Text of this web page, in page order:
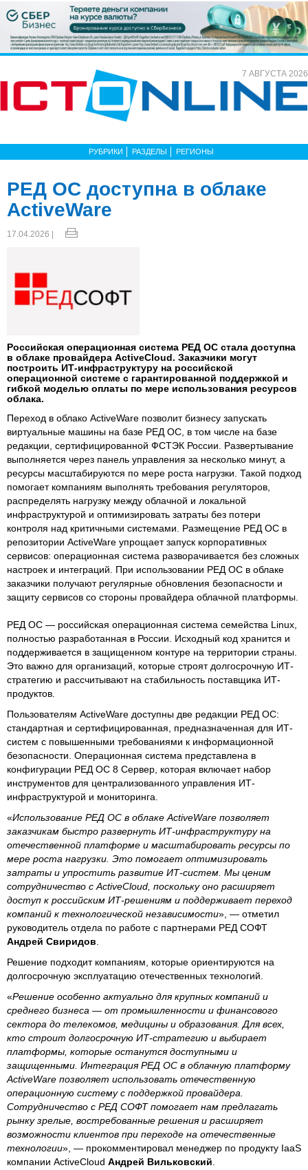
7 АВГУСТА 2026
РУБРИКИ РАЗДЕЛЫ РЕГИОНЫ
РЕД ОС доступна в облаке
ActiveWare
17.04.2026 |
Российская операционная система РЕД ОС стала доступна
в облаке провайдера ActiveCloud. Заказчики могут
построить ИТ-инфраструктуру на российской
операционной системе с гарантированной поддержкой и
гибкой моделью оплаты по мере использования ресурсов
облака.
Переход в облако ActiveWare позволит бизнесу запускать
виртуальные машины на базе РЕД ОС, в том числе на базе
редакции, сертифицированной ФСТЭК России. Развертывание
выполняется через панель управления за несколько минут, а
ресурсы масштабируются по мере роста нагрузки. Такой подход
помогает компаниям выполнять требования регуляторов,
распределять нагрузку между облачной и локальной
инфраструктурой и оптимизировать затраты без потери
контроля над критичными системами. Размещение РЕД ОС в
репозитории ActiveWare упрощает запуск корпоративных
сервисов: операционная система разворачивается без сложных
настроек и интеграций. При использовании РЕД ОС в облаке
заказчики получают регулярные обновления безопасности и
защиту сервисов со стороны провайдера облачной платформы.
РЕД ОС — российская операционная система семейства Linux,
полностью разработанная в России. Исходный код хранится и
поддерживается в защищенном контуре на территории страны.
Это важно для организаций, которые строят долгосрочную ИТ-
стратегию и рассчитывают на стабильность поставщика ИТ-
продуктов.
Пользователям ActiveWare доступны две редакции РЕД ОС:
стандартная и сертифицированная, предназначенная для ИТ-
систем с повышенными требованиями к информационной
безопасности. Операционная система представлена в
конфигурации РЕД ОС 8 Сервер, которая включает набор
инструментов для централизованного управления ИТ-
инфраструктурой и мониторинга.
«Использование РЕД ОС в облаке ActiveWare позволяет
заказчикам быстро развернуть ИТ-инфраструктуру на
отечественной платформе и масштабировать ресурсы по
мере роста нагрузки. Это помогает оптимизировать
затраты и упростить развитие ИТ-систем. Мы ценим
сотрудничество с ActiveCloud, поскольку оно расширяет
доступ к российским ИТ-решениям и поддерживает переход
компаний к технологической независимости», — отметил
руководитель отдела по работе с партнерами РЕД СОФТ
Андрей Свиридов
Решение подходит компаниям, которые ориентируются на
долгосрочную эксплуатацию отечественных технологий.
«Решение особенно актуально для крупных компаний и
среднего бизнеса — от промышленности и финансового
сектора до телекомов, медицины и образования. Для всех,
кто строит долгосрочную ИТ-стратегию и выбирает
платформы, которые останутся доступными и
защищенными. Интеграция РЕД ОС в облачную платформу
ActiveWare позволяет использовать отечественную
операционную систему с поддержкой провайдера.
Сотрудничество с РЕД СОФТ помогает нам предлагать
рынку зрелые, востребованные решения и расширяет
возможности клиентов при переходе на отечественные
технологии», — прокомментировал менеджер по продукту IaaS
компании ActiveCloud Андрей Вильковский